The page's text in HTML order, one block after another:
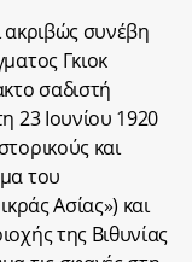
ακριβώς συνέβη
Γκιοκ
σαδιστή
23 Ιουνίου 1920
και
του
Ασίας») και
της Βιθυνίας